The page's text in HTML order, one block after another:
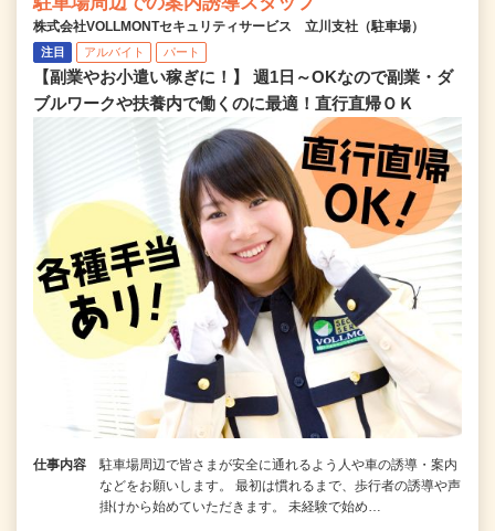
株式会社VOLLMONTセキュリティサービス 立川支社（駐車場）
注目 アルバイト パート
【副業やお小遣い稼ぎに！】 週1日～OKなので副業・ダ
ブルワークや扶養内で働くのに最適！直行直帰ＯＫ
仕事内容
駐車場周辺で皆さまが安全に通れるよう人や車の誘導・案内
などをお願いします。 最初は慣れるまで、歩行者の誘導や声
掛けから始めていただきます。 未経験で始め…